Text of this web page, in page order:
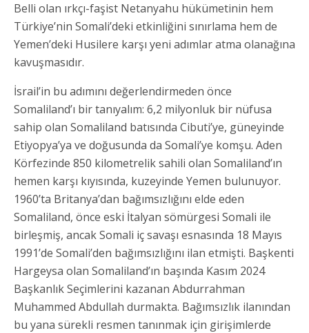
Belli olan ırkçı-faşist Netanyahu hükümetinin hem
Türkiye’nin Somali’deki etkinliğini sınırlama hem de
Yemen’deki Husilere karşı yeni adımlar atma olanağına
kavuşmasıdır.
İsrail’in bu adımını değerlendirmeden önce
Somaliland’ı bir tanıyalım: 6,2 milyonluk bir nüfusa
sahip olan Somaliland batısında Cibuti’ye, güneyinde
Etiyopya’ya ve doğusunda da Somali’ye komşu. Aden
Körfezinde 850 kilometrelik sahili olan Somaliland’ın
hemen karşı kıyısında, kuzeyinde Yemen bulunuyor.
1960’ta Britanya’dan bağımsızlığını elde eden
Somaliland, önce eski İtalyan sömürgesi Somali ile
birleşmiş, ancak Somali iç savaşı esnasında 18 Mayıs
1991’de Somali’den bağımsızlığını ilan etmişti. Başkenti
Hargeysa olan Somaliland’ın başında Kasım 2024
Başkanlık Seçimlerini kazanan Abdurrahman
Muhammed Abdullah durmakta. Bağımsızlık ilanından
bu yana sürekli resmen tanınmak için girişimlerde